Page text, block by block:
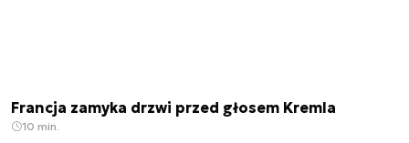
Francja zamyka drzwi przed głosem Kremla
10 min.